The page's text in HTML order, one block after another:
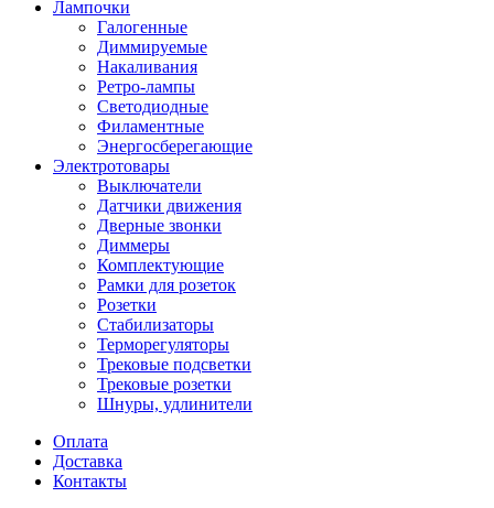
Лампочки
Галогенные
Диммируемые
Накаливания
Ретро-лампы
Светодиодные
Филаментные
Энергосберегающие
Электротовары
Выключатели
Датчики движения
Дверные звонки
Диммеры
Комплектующие
Рамки для розеток
Розетки
Стабилизаторы
Терморегуляторы
Трековые подсветки
Трековые розетки
Шнуры, удлинители
Оплата
Доставка
Контакты